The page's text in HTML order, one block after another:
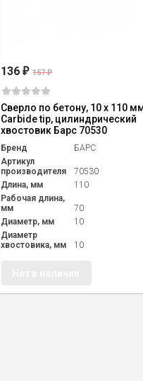
136₽ 157₽
Сверло по бетону, 10 х 110
Carbide tip, цилиндрический
хвостовик Барс 70530
Бренд
БАРС
Артикул
производителя
70530
Длина, мм
110
Рабочая длина,
мм
70
Диаметр, мм
10
Диаметр
хвостовика, мм
10